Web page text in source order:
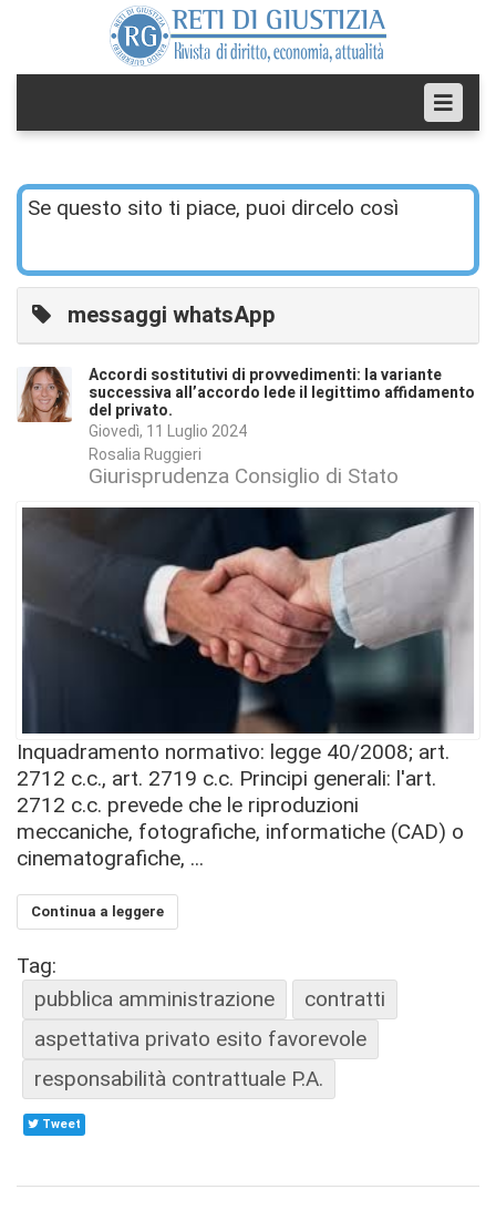
Se questo sito ti piace, puoi dircelo così
messaggi whatsApp
Accordi sostitutivi di provvedimenti: la variante
successiva all’accordo lede il legittimo affidamento
del privato.
Giovedì, 11 Luglio 2024
Rosalia Ruggieri
Giurisprudenza Consiglio di Stato
Inquadramento normativo: legge 40/2008; art.
2712 c.c., art. 2719 c.c. Principi generali: l'art.
2712 c.c. prevede che le riproduzioni
meccaniche, fotografiche, informatiche (CAD) o
cinematografiche, ...
Continua a leggere
Tag:
pubblica amministrazione
contratti
aspettativa privato esito favorevole
responsabilità contrattuale P.A.
Tweet